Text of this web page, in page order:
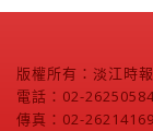
版權所有：淡江時
電話：02-
傳真：02-26214169